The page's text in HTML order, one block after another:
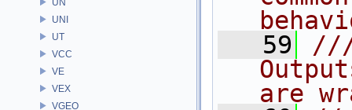
UNI
UT
VCC
VE
VEX
VGEO
   59
///
are